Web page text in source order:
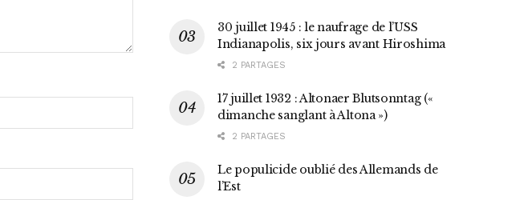
30 juillet 1945 : le naufrage de l’USS
Indianapolis, six jours avant Hiroshima
2 PARTAGES
17 juillet 1932 : Altonaer Blutsonntag («
dimanche sanglant à Altona »)
2 PARTAGES
Le populicide oublié des Allemands de
l’Est